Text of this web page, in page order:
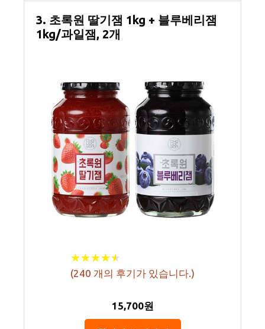
3. 초록원 딸기잼 1kg + 블루베리잼
1kg/과일잼, 2개
★★★★★
★★★★★
(240 개의 후기가 있습니다.)
15,700원